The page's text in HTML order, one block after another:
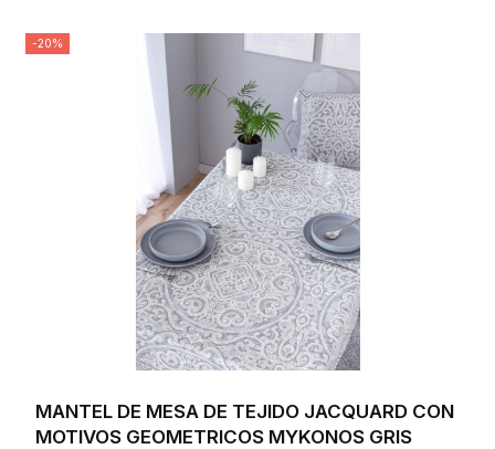
-20%
MANTEL DE MESA DE TEJIDO JACQUARD CON
MOTIVOS GEOMETRICOS MYKONOS GRIS